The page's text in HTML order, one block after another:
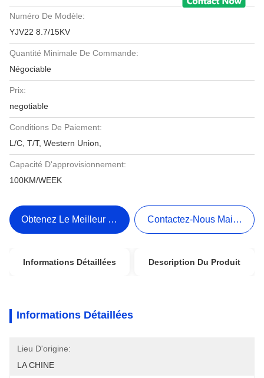
Numéro De Modèle:
YJV22 8.7/15KV
Quantité Minimale De Commande:
Négociable
Prix:
negotiable
Conditions De Paiement:
L/C, T/T, Western Union,
Capacité D'approvisionnement:
100KM/WEEK
Obtenez Le Meilleur Prix Contactez-Nous Maintenant
Informations Détaillées Description Du Produit
Informations Détaillées
Lieu D'origine:
LA CHINE